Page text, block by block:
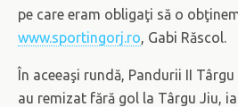
pe care eram obligaţi să o
www.sportingorj.ro, Gabi Răscol.
În aceeaşi rundă, Pandurii II
au remizat fără gol la Târgu Jiu,